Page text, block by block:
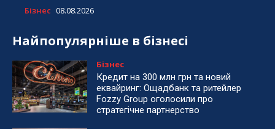
Бізнес 08.08.2026
Найпопулярніше в бізнесі
Бізнес
Кредит на 300 млн грн та новий
еквайринг: Ощадбанк та ритейлер
Fozzy Group оголосили про
стратегічне партнерство